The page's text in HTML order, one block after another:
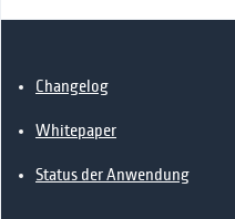
Changelog
Whitepaper
Status der Anwendung